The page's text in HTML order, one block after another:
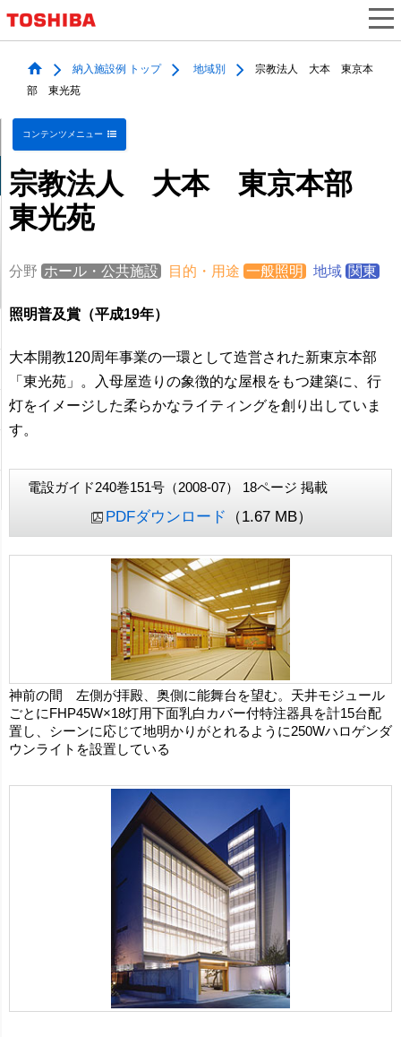
納入施設例 トップ 地域別
宗教法人 大本 東京本
部 東光苑
コンテンツメニュー
宗教法人 大本 東京本部
東光苑
分野 ホール・公共施設 目的・用途 一般照明 地域 関東
照明普及賞（平成19年）
大本開教120周年事業の一環として造営された新東京本部
「東光苑」。入母屋造りの象徴的な屋根をもつ建築に、行
灯をイメージした柔らかなライティングを創り出していま
す。
電設ガイド240巻151号（2008-07） 18ページ 掲載
PDFダウンロード （1.67 MB）
神前の間 左側が拝殿、奥側に能舞台を望む。天井モジュール
ごとにFHP45W×18灯用下面乳白カバー付特注器具を計15台配
置し、シーンに応じて地明かりがとれるように250Wハロゲンダ
ウンライトを設置している